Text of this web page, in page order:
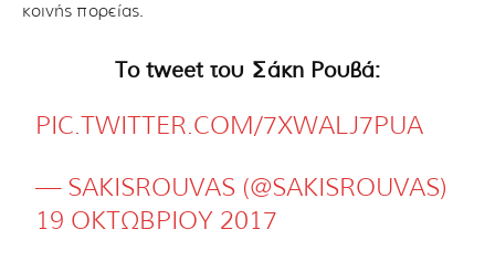
κοινής πορείας.
Το tweet του Σάκη Ρουβά:
PIC.TWITTER.COM/7XWALJ7PUA
— SAKISROUVAS (@SAKISROUVAS)
19 ΟΚΤΩΒΡΊΟΥ 2017